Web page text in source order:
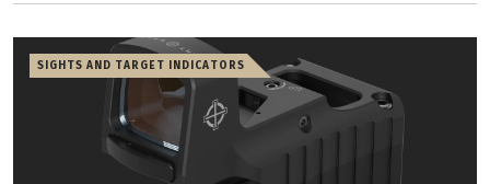
SIGHTS AND TARGET INDICATORS